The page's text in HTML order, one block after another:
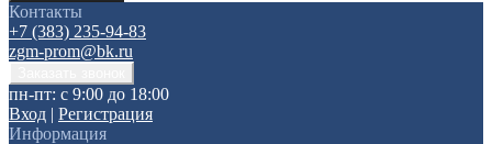
Контакты
+7 (383) 235-94-83
zgm-prom@bk.ru
пн-пт: с 9:00 до 18:00
Вход | Регистрация
Информация